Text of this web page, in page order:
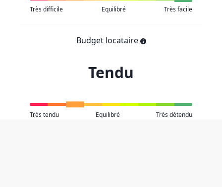
Très difficile Equilibré Très facile
Budget locataire
Tendu
Très tendu Equilibré Très détendu